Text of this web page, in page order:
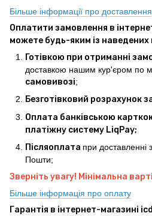
Більше інформації про доставлення
Оплатити замовлення в
можете будь-яким із наведених
Готівкою при отриманні
доставкою нашим кур'єром по
самовивозі;
Безготівковий розрахунок
Оплата банківською
платіжну систему LiqPay;
Післяоплата при доставленні
Пошти;
Зверніть увагу! Мінімальна
Більше інформація про оплату
Гарантія в інтернет-магазині